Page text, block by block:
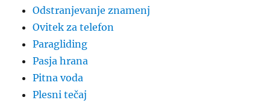
Odstranjevanje znamenj
Ovitek za telefon
Paragliding
Pasja hrana
Pitna voda
Plesni tečaj